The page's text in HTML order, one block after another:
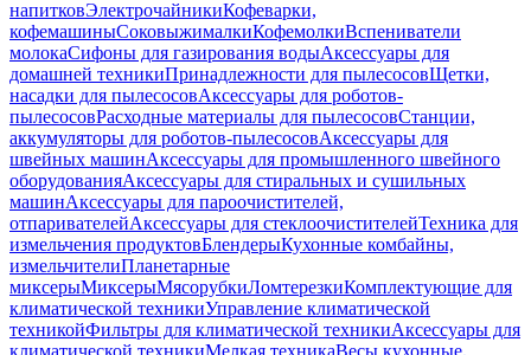
напитковЭлектрочайникиКофеварки,
кофемашиныСоковыжималкиКофемолкиВспениватели
молокаСифоны для газирования водыАксессуары для
домашней техникиПринадлежности для пылесосовЩетки,
насадки для пылесосовАксессуары для роботов-
пылесосовРасходные материалы для пылесосовСтанции,
аккумуляторы для роботов-пылесосовАксессуары для
швейных машинАксессуары для промышленного швейного
оборудованияАксессуары для стиральных и сушильных
машинАксессуары для пароочистителей,
отпаривателейАксессуары для стеклоочистителейТехника для
измельчения продуктовБлендерыКухонные комбайны,
измельчителиПланетарные
миксерыМиксерыМясорубкиЛомтерезкиКомплектующие для
климатической техникиУправление климатической
техникойФильтры для климатической техникиАксессуары для
климатической техникиМелкая техникаВесы кухонные,